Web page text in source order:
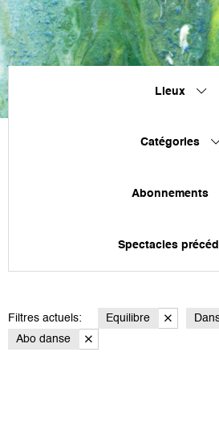
Lieux
Catégories
Abonnements
Spectacles
Filtres actuels: Equilibre
Abo danse